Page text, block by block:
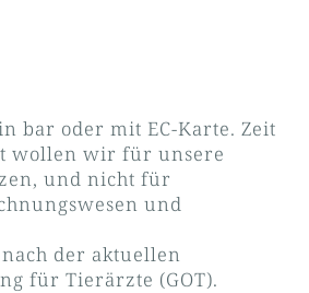
bar oder mit EC-Karte. Zeit
wollen wir für unsere
und nicht für
und
der aktuellen
für Tierärzte (GOT).